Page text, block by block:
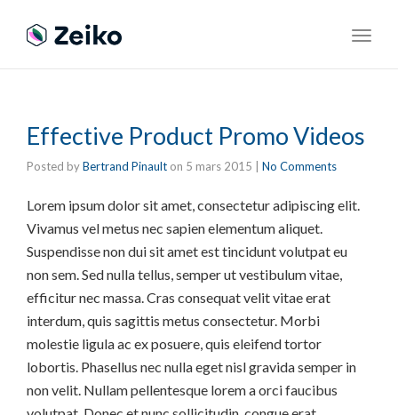
Effective Product Promo Videos
Posted byBertrand Pinault on 5 mars 2015 No Comments
Lorem ipsum dolor sit amet, consectetur adipiscing elit.
Vivamus vel metus nec sapien elementum aliquet.
Suspendisse non dui sit amet est tincidunt volutpat eu
non sem. Sed nulla tellus, semper ut vestibulum vitae,
efficitur nec massa. Cras consequat velit vitae erat
interdum, quis sagittis metus consectetur. Morbi
molestie ligula ac ex posuere, quis eleifend tortor
lobortis. Phasellus nec nulla eget nisl gravida semper in
non velit. Nullam pellentesque lorem a orci faucibus